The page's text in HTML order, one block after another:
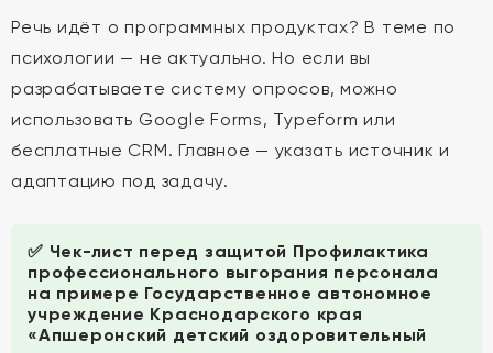
Речь идёт о программных продуктах? В теме по
психологии — не актуально. Но если вы
разрабатываете систему опросов, можно
использовать Google Forms, Typeform или
бесплатные CRM. Главное — указать источник и
адаптацию под задачу.
✅ Чек-лист перед защитой Профилактика
профессионального выгорания персонала
на примере Государственное автономное
учреждение Краснодарского края
«Апшеронский детский оздоровительный